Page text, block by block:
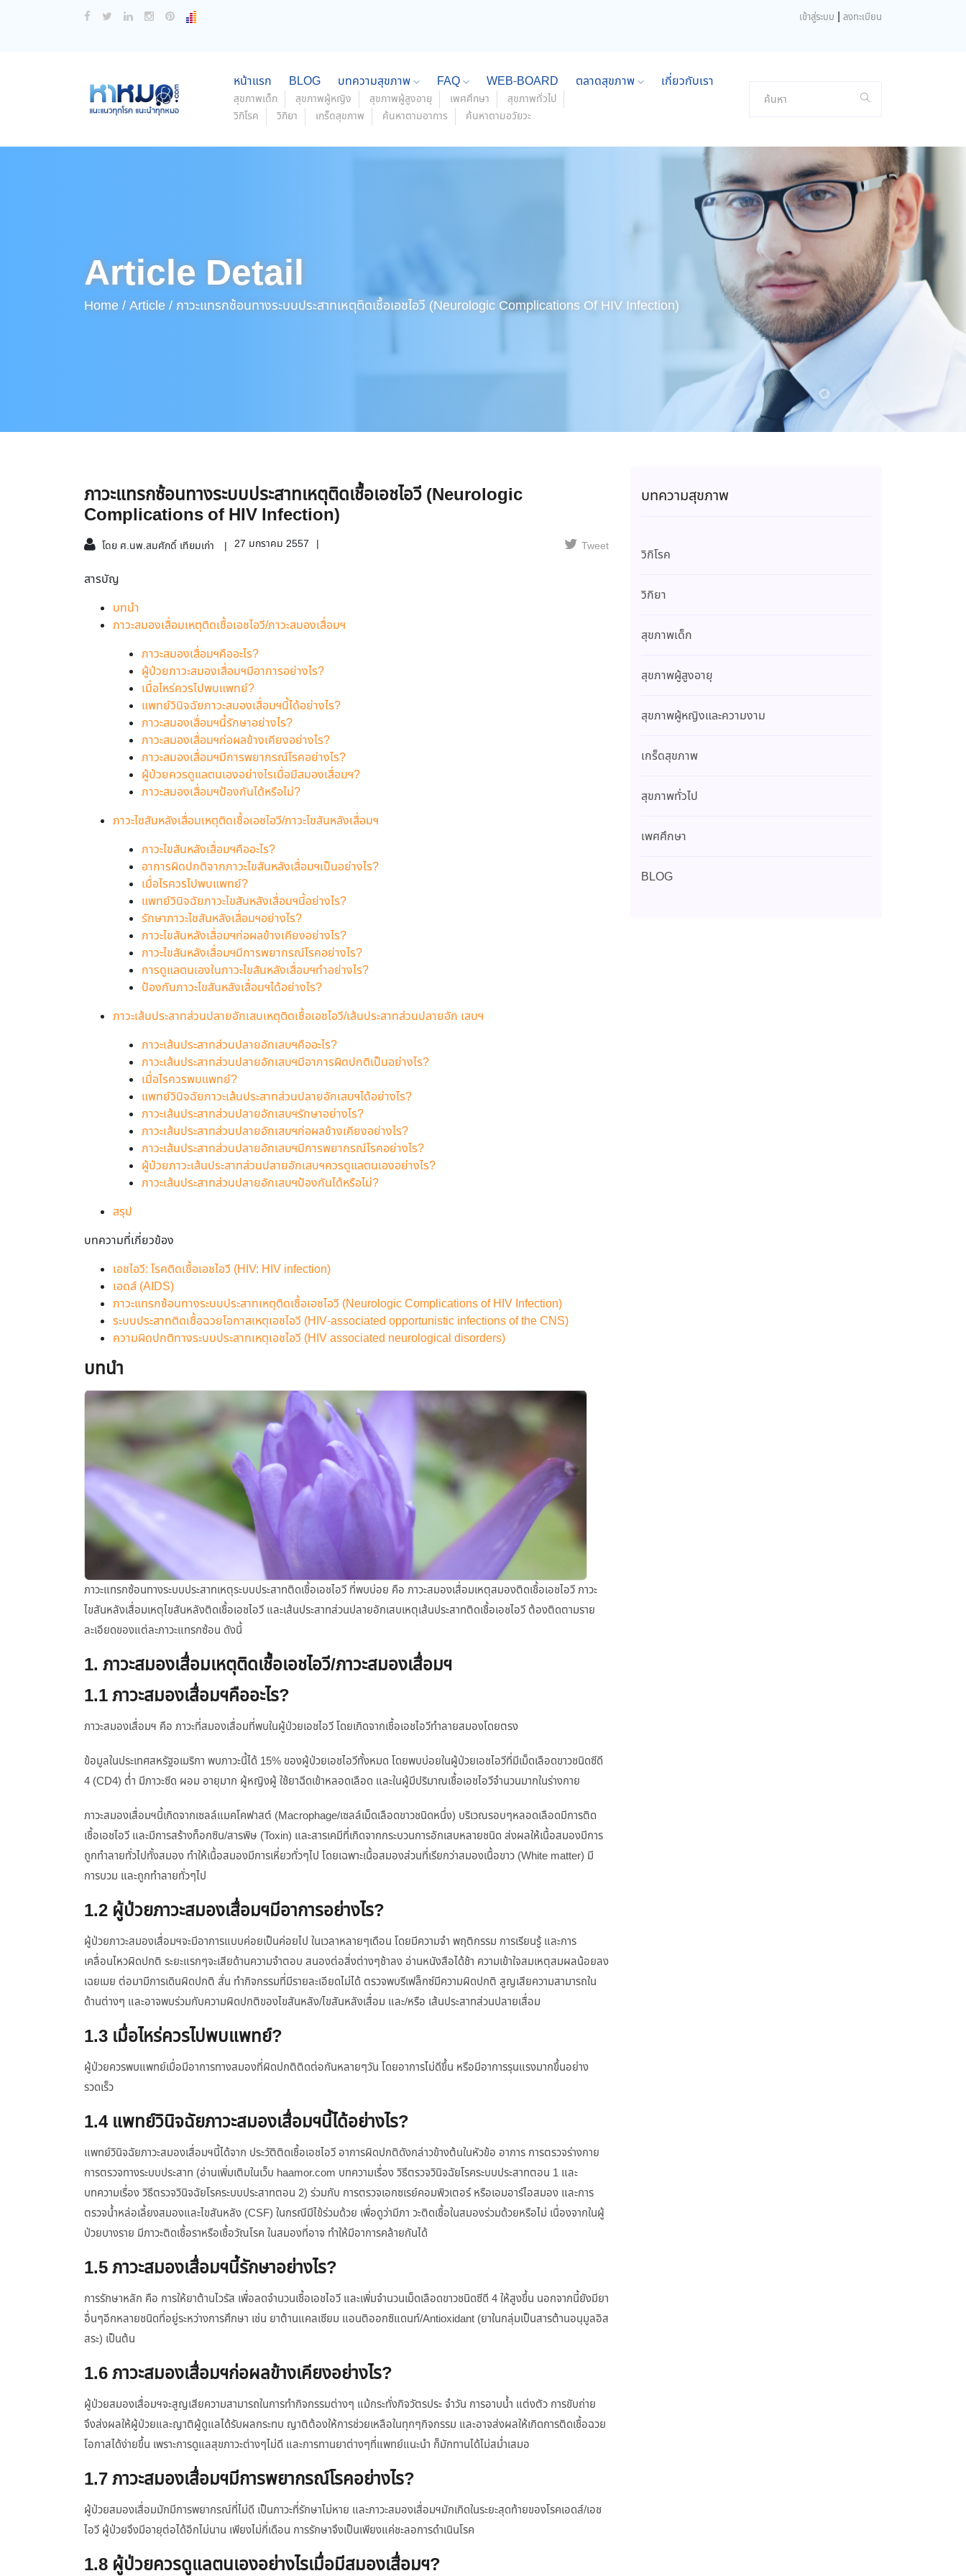
เข้าสู่ระบบ | ลงทะเบียน
หน้าแรก BLOG บทความสุขภาพ FAQ WEB-BOARD ตลาดสุขภาพ เกี่ยวกับเรา
สุขภาพเด็ก สุขภาพผู้หญิง สุขภาพผู้สูงอายุ เพศศึกษา
สุขภาพทั่วไป
วิกิโรค
วิกิยา เกร็ดสุขภาพ ค้นหาตามอาการ ค้นหาตามอวัยวะ
Article Detail
Home /Article /ภาวะแทรกซ้อนทางระบบประสาทเหตุติดเชื้อเอชไอวี (Neurologic Complications Of HIV Infection)
ภาวะแทรกซ้อนทางระบบประสาทเหตุติดเชื้อเอชไอวี (Neurologic
Complications of HIV Infection)
โดย ศ.นพ.สมศักดิ์ เทียมเก่า 27 มกราคม 2557 Tweet
สารบัญ
บทนำ
ภาวะสมองเสื่อมเหตุติดเชื้อเอชไอวี/ภาวะสมองเสื่อมฯ
ภาวะสมองเสื่อมฯคืออะไร?
ผู้ป่วยภาวะสมองเสื่อมฯมีอาการอย่างไร?
เมื่อไหร่ควรไปพบแพทย์?
แพทย์วินิจฉัยภาวะสมองเสื่อมฯนี้ได้อย่างไร?
ภาวะสมองเสื่อมฯนี้รักษาอย่างไร?
ภาวะสมองเสื่อมฯก่อผลข้างเคียงอย่างไร?
ภาวะสมองเสื่อมฯมีการพยากรณ์โรคอย่างไร?
ผู้ป่วยควรดูแลตนเองอย่างไรเมื่อมีสมองเสื่อมฯ?
ภาวะสมองเสื่อมฯป้องกันได้หรือไม่?
ภาวะไขสันหลังเสื่อมเหตุติดเชื้อเอชไอวี/ภาวะไขสันหลังเสื่อมฯ
ภาวะไขสันหลังเสื่อมฯคืออะไร?
อาการผิดปกติจากภาวะไขสันหลังเสื่อมฯเป็นอย่างไร?
เมื่อไรควรไปพบแพทย์?
แพทย์วินิจฉัยภาวะไขสันหลังเสื่อมฯนี้อย่างไร?
รักษาภาวะไขสันหลังเสื่อมฯอย่างไร?
ภาวะไขสันหลังเสื่อมฯก่อผลข้างเคียงอย่างไร?
ภาวะไขสันหลังเสื่อมฯมีการพยากรณ์โรคอย่างไร?
การดูแลตนเองในภาวะไขสันหลังเสื่อมฯทำอย่างไร?
ป้องกันภาวะไขสันหลังเสื่อมฯได้อย่างไร?
ภาวะเส้นประสาทส่วนปลายอักเสบเหตุติดเชื้อเอชไอวี/เส้นประสาทส่วนปลายอัก เสบฯ
ภาวะเส้นประสาทส่วนปลายอักเสบฯคืออะไร?
ภาวะเส้นประสาทส่วนปลายอักเสบฯมีอาการผิดปกติเป็นอย่างไร?
เมื่อไรควรพบแพทย์?
แพทย์วินิจฉัยภาวะเส้นประสาทส่วนปลายอักเสบฯได้อย่างไร?
ภาวะเส้นประสาทส่วนปลายอักเสบฯรักษาอย่างไร?
ภาวะเส้นประสาทส่วนปลายอักเสบฯก่อผลข้างเคียงอย่างไร?
ภาวะเส้นประสาทส่วนปลายอักเสบฯมีการพยากรณ์โรคอย่างไร?
ผู้ป่วยภาวะเส้นประสาทส่วนปลายอักเสบฯควรดูแลตนเองอย่างไร?
ภาวะเส้นประสาทส่วนปลายอักเสบฯป้องกันได้หรือไม่?
สรุป
บทความที่เกี่ยวข้อง
เอชไอวี: โรคติดเชื้อเอชไอวี (HIV: HIV infection)
เอดส์ (AIDS)
ภาวะแทรกซ้อนทางระบบประสาทเหตุติดเชื้อเอชไอวี (Neurologic Complications of HIV Infection)
ระบบประสาทติดเชื้อฉวยโอกาสเหตุเอชไอวี (HIV-associated opportunistic infections of the CNS)
ความผิดปกติทางระบบประสาทเหตุเอชไอวี (HIV associated neurological disorders)
บทนำ
ภาวะแทรกซ้อนทางระบบประสาทเหตุระบบประสาทติดเชื้อเอชไอวี ที่พบบ่อย คือ ภาวะสมองเสื่อมเหตุสมองติดเชื้อเอชไอวี ภาวะ
ไขสันหลังเสื่อมเหตุไขสันหลังติดเชื้อเอชไอวี และเส้นประสาทส่วนปลายอักเสบเหตุเส้นประสาทติดเชื้อเอชไอวี ต้องติดตามราย
ละเอียดของแต่ละภาวะแทรกซ้อน ดังนี้
1. ภาวะสมองเสื่อมเหตุติดเชื้อเอชไอวี/ภาวะสมองเสื่อมฯ
1.1 ภาวะสมองเสื่อมฯคืออะไร?
ภาวะสมองเสื่อมฯ คือ ภาวะที่สมองเสื่อมที่พบในผู้ป่วยเอชไอวี โดยเกิดจากเชื้อเอชไอวีทำลายสมองโดยตรง
ข้อมูลในประเทศสหรัฐอเมริกา พบภาวะนี้ได้ 15% ของผู้ป่วยเอชไอวีทั้งหมด โดยพบบ่อยในผู้ป่วยเอชไอวีที่มีเม็ดเลือดขาวชนิดซีดี
4 (CD4) ต่ำ มีภาวะซีด ผอม อายุมาก ผู้หญิงผู้ ใช้ยาฉีดเข้าหลอดเลือด และในผู้มีปริมาณเชื้อเอชไอวีจำนวนมากในร่างกาย
ภาวะสมองเสื่อมฯนี้เกิดจากเซลล์แมคโคฟาสต์ (Macrophage/เซลล์เม็ดเลือดขาวชนิดหนึ่ง) บริเวณรอบๆหลอดเลือดมีการติด
เชื้อเอชไอวี และมีการสร้างท็อกซิน/สารพิษ (Toxin) และสารเคมีที่เกิดจากกระบวนการอักเสบหลายชนิด ส่งผลให้เนื้อสมองมีการ
ถูกทำลายทั่วไปทั้งสมอง ทำให้เนื้อสมองมีการเหี่ยวทั่วๆไป โดยเฉพาะเนื้อสมองส่วนที่เรียกว่าสมองเนื้อขาว (White matter) มี
การบวม และถูกทำลายทั่วๆไป
1.2 ผู้ป่วยภาวะสมองเสื่อมฯมีอาการอย่างไร?
ผู้ป่วยภาวะสมองเสื่อมฯจะมีอาการแบบค่อยเป็นค่อยไป ในเวลาหลายๆเดือน โดยมีความจำ พฤติกรรม การเรียนรู้ และการ
เคลื่อนไหวผิดปกติ ระยะแรกๆจะเสียด้านความจำตอบ สนองต่อสิ่งต่างๆช้าลง อ่านหนังสือได้ช้า ความเข้าใจสมเหตุสมผลน้อยลง
เฉยเมย ต่อมามีการเดินผิดปกติ สั่น ทำกิจกรรมที่มีรายละเอียดไม่ได้ ตรวจพบรีเฟล็กซ์มีความผิดปกติ สูญเสียความสามารถใน
ด้านต่างๆ และอาจพบร่วมกับความผิดปกติของไขสันหลัง/ไขสันหลังเสื่อม และ/หรือ เส้นประสาทส่วนปลายเสื่อม
1.3 เมื่อไหร่ควรไปพบแพทย์?
ผู้ป่วยควรพบแพทย์เมื่อมีอาการทางสมองที่ผิดปกติติดต่อกันหลายๆวัน โดยอาการไม่ดีขึ้น หรือมีอาการรุนแรงมากขึ้นอย่าง
รวดเร็ว
1.4 แพทย์วินิจฉัยภาวะสมองเสื่อมฯนี้ได้อย่างไร?
แพทย์วินิจฉัยภาวะสมองเสื่อมฯนี้ได้จาก ประวัติติดเชื้อเอชไอวี อาการผิดปกติดังกล่าวข้างต้นในหัวข้อ อาการ การตรวจร่างกาย
การตรวจทางระบบประสาท (อ่านเพิ่มเติมในเว็บ haamor.com บทความเรื่อง วิธีตรวจวินิจฉัยโรคระบบประสาทตอน 1 และ
บทความเรื่อง วิธีตรวจวินิจฉัยโรคระบบประสาทตอน 2) ร่วมกับ การตรวจเอกซเรย์คอมพิวเตอร์ หรือเอมอาร์ไอสมอง และการ
ตรวจน้ำหล่อเลี้ยงสมองและไขสันหลัง (CSF) ในกรณีมีไข้ร่วมด้วย เพื่อดูว่ามีภา วะติดเชื้อในสมองร่วมด้วยหรือไม่ เนื่องจากในผู้
ป่วยบางราย มีภาวะติดเชื้อราหรือเชื้อวัณโรค ในสมองที่อาจ ทำให้มีอาการคล้ายกันได้
1.5 ภาวะสมองเสื่อมฯนี้รักษาอย่างไร?
การรักษาหลัก คือ การให้ยาต้านไวรัส เพื่อลดจำนวนเชื้อเอชไอวี และเพิ่มจำนวนเม็ดเลือดขาวชนิดซีดี 4 ให้สูงขึ้น นอกจากนี้ยังมียา
อื่นๆอีกหลายชนิดที่อยู่ระหว่างการศึกษา เช่น ยาต้านแคลเซียม แอนติออกซิแดนท์/Antioxidant (ยาในกลุ่มเป็นสารต้านอนุมูลอิส
สระ) เป็นต้น
1.6 ภาวะสมองเสื่อมฯก่อผลข้างเคียงอย่างไร?
ผู้ป่วยสมองเสื่อมฯจะสูญเสียความสามารถในการทำกิจกรรมต่างๆ แม้กระทั่งกิจวัตรประ จำวัน การอาบน้ำ แต่งตัว การขับถ่าย
จึงส่งผลให้ผู้ป่วยและญาติผู้ดูแลได้รับผลกระทบ ญาติต้องให้การช่วยเหลือในทุกๆกิจกรรม และอาจส่งผลให้เกิดการติดเชื้อฉวย
โอกาสได้ง่ายขึ้น เพราะการดูแลสุขภาวะต่างๆไม่ดี และการทานยาต่างๆที่แพทย์แนะนำ ก็มักทานได้ไม่สม่ำเสมอ
1.7 ภาวะสมองเสื่อมฯมีการพยากรณ์โรคอย่างไร?
ผู้ป่วยสมองเสื่อมมักมีการพยากรณ์ที่ไม่ดี เป็นภาวะที่รักษาไม่หาย และภาวะสมองเสื่อมฯมักเกิดในระยะสุดท้ายของโรคเอดส์/เอช
ไอวี ผู้ป่วยจึงมีอายุต่อได้อีกไม่นาน เพียงไม่กี่เดือน การรักษาจึงเป็นเพียงแค่ชะลอการดำเนินโรค
1.8 ผู้ป่วยควรดูแลตนเองอย่างไรเมื่อมีสมองเสื่อมฯ?
บทความสุขภาพ
วิกิโรค
วิกิยา
สุขภาพเด็ก
สุขภาพผู้สูงอายุ
สุขภาพผู้หญิงและความงาม
เกร็ดสุขภาพ
สุขภาพทั่วไป
เพศศึกษา
BLOG